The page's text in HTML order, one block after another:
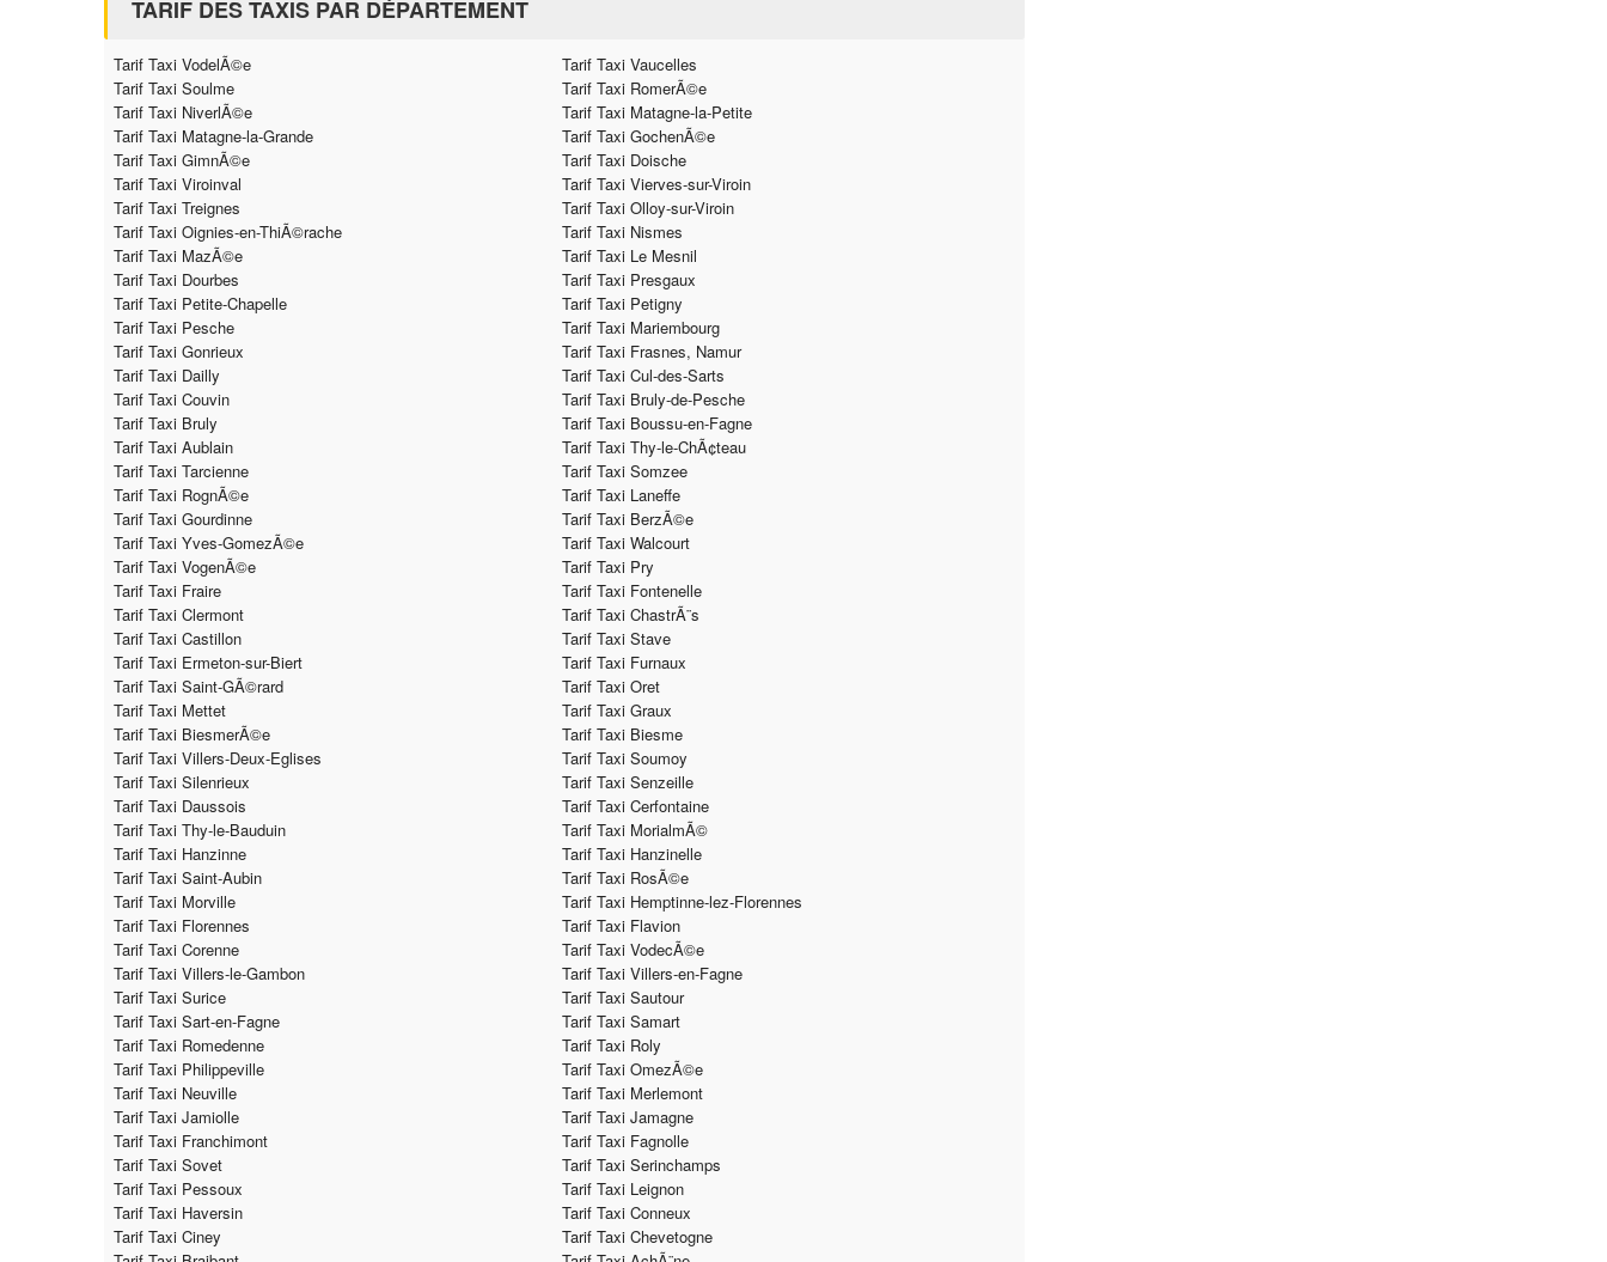
TARIF DES TAXIS PAR DÉPARTEMENT
Tarif Taxi VodelÃ©e
Tarif Taxi Vaucelles
Tarif Taxi Soulme
Tarif Taxi RomerÃ©e
Tarif Taxi NiverlÃ©e
Tarif Taxi Matagne-la-Petite
Tarif Taxi Matagne-la-Grande
Tarif Taxi GochenÃ©e
Tarif Taxi GimnÃ©e
Tarif Taxi Doische
Tarif Taxi Viroinval
Tarif Taxi Vierves-sur-Viroin
Tarif Taxi Treignes
Tarif Taxi Olloy-sur-Viroin
Tarif Taxi Oignies-en-ThiÃ©rache
Tarif Taxi Nismes
Tarif Taxi MazÃ©e
Tarif Taxi Le Mesnil
Tarif Taxi Dourbes
Tarif Taxi Presgaux
Tarif Taxi Petite-Chapelle
Tarif Taxi Petigny
Tarif Taxi Pesche
Tarif Taxi Mariembourg
Tarif Taxi Gonrieux
Tarif Taxi Frasnes, Namur
Tarif Taxi Dailly
Tarif Taxi Cul-des-Sarts
Tarif Taxi Couvin
Tarif Taxi Bruly-de-Pesche
Tarif Taxi Bruly
Tarif Taxi Boussu-en-Fagne
Tarif Taxi Aublain
Tarif Taxi Thy-le-ChÃ¢teau
Tarif Taxi Tarcienne
Tarif Taxi Somzee
Tarif Taxi RognÃ©e
Tarif Taxi Laneffe
Tarif Taxi Gourdinne
Tarif Taxi BerzÃ©e
Tarif Taxi Yves-GomezÃ©e
Tarif Taxi Walcourt
Tarif Taxi VogenÃ©e
Tarif Taxi Pry
Tarif Taxi Fraire
Tarif Taxi Fontenelle
Tarif Taxi Clermont
Tarif Taxi ChastrÃ¨s
Tarif Taxi Castillon
Tarif Taxi Stave
Tarif Taxi Ermeton-sur-Biert
Tarif Taxi Furnaux
Tarif Taxi Saint-GÃ©rard
Tarif Taxi Oret
Tarif Taxi Mettet
Tarif Taxi Graux
Tarif Taxi BiesmerÃ©e
Tarif Taxi Biesme
Tarif Taxi Villers-Deux-Eglises
Tarif Taxi Soumoy
Tarif Taxi Silenrieux
Tarif Taxi Senzeille
Tarif Taxi Daussois
Tarif Taxi Cerfontaine
Tarif Taxi Thy-le-Bauduin
Tarif Taxi MorialmÃ©
Tarif Taxi Hanzinne
Tarif Taxi Hanzinelle
Tarif Taxi Saint-Aubin
Tarif Taxi RosÃ©e
Tarif Taxi Morville
Tarif Taxi Hemptinne-lez-Florennes
Tarif Taxi Florennes
Tarif Taxi Flavion
Tarif Taxi Corenne
Tarif Taxi VodecÃ©e
Tarif Taxi Villers-le-Gambon
Tarif Taxi Villers-en-Fagne
Tarif Taxi Surice
Tarif Taxi Sautour
Tarif Taxi Sart-en-Fagne
Tarif Taxi Samart
Tarif Taxi Romedenne
Tarif Taxi Roly
Tarif Taxi Philippeville
Tarif Taxi OmezÃ©e
Tarif Taxi Neuville
Tarif Taxi Merlemont
Tarif Taxi Jamiolle
Tarif Taxi Jamagne
Tarif Taxi Franchimont
Tarif Taxi Fagnolle
Tarif Taxi Sovet
Tarif Taxi Serinchamps
Tarif Taxi Pessoux
Tarif Taxi Leignon
Tarif Taxi Haversin
Tarif Taxi Conneux
Tarif Taxi Ciney
Tarif Taxi Chevetogne